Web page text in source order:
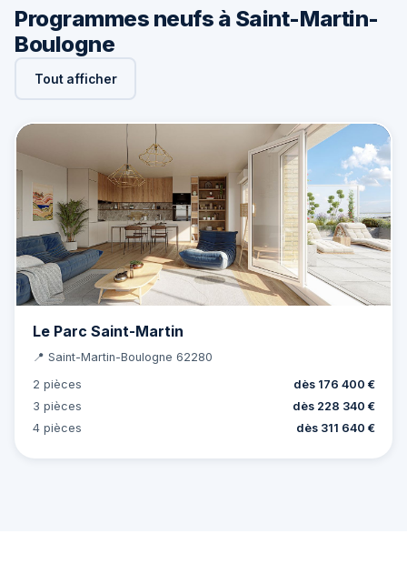
Programmes neufs à Saint-Martin-
Boulogne
Tout afficher
Le Parc Saint-Martin
📍 Saint-Martin-Boulogne 62280
2 pièces
dès 176 400 €
3 pièces
dès 228 340 €
4 pièces
dès 311 640 €